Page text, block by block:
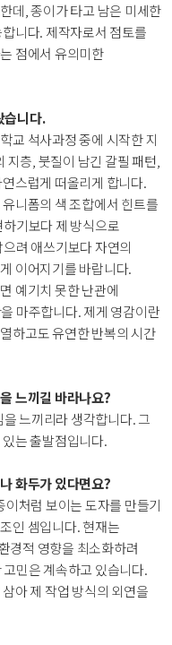
데, 종이가 타고 남은 미세한
니다. 제작자로서 점토를
점에서 유의미한
습니다.
교 석사과정 중에 시작한 지
지층, 붓질이 남긴 갈필 패턴,
스럽게 떠올리게 합니다.
니폼의 색 조합에서 힌트를
기보다 제 방식으로
려 애쓰기보다 자연의
이어지기를 바랍니다.
예기치 못한 난관에
마주합니다. 제게 영감이란
하고도 유연한 반복의 시간
느끼길 바라나요?
을 느끼리라 생각합니다. 그
는 출발점입니다.
화두가 있다면요?
처럼 보이는 도자를 만들기
인 셈입니다. 현재는
경적 영향을 최소화하려
민은 계속하고 있습니다.
아 제 작업 방식의 외연을